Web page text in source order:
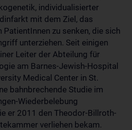
individualisierter
mit dem Ziel, das
zu senken, die sich
unterziehen. Seit einigen
Leiter der Abteilung für
am Barnes-Jewish-Hospital
Medical Center in St.
bahnbrechende Studie im
Wiederbelebung
er 2011 den Theodor-Billroth-
verliehen bekam.